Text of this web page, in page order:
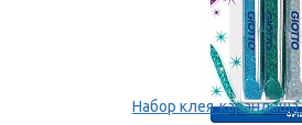
Набор клея-карандаша